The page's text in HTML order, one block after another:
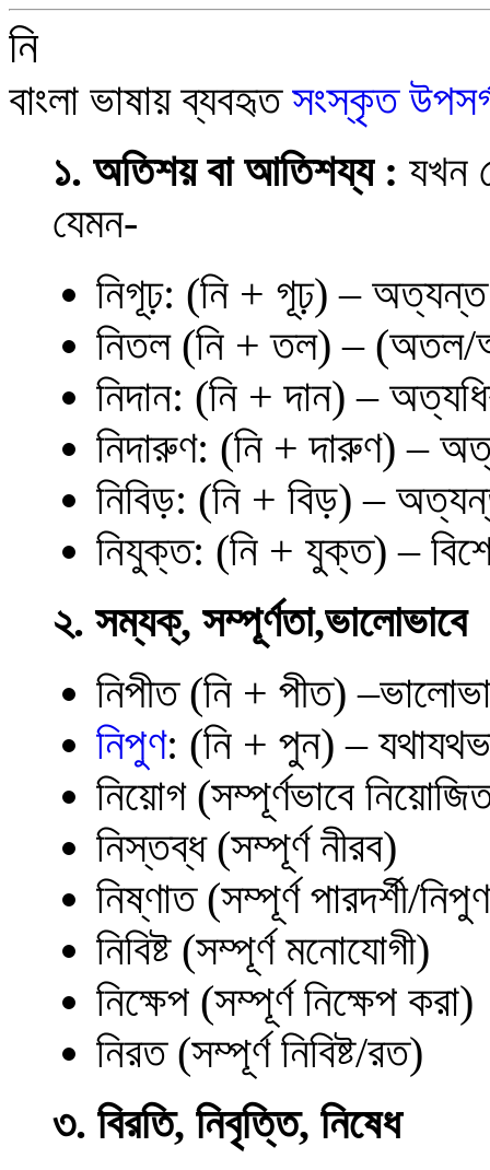
নি
বাংলা ভাষায় ব্যবহৃতসংস্কৃত
১. অতিশয় বা আতিশয্য : যখন
যেমন-
নিগূঢ়: (নি + গূঢ়) – অত্যন্ত
নিতল (নি + তল) – (অতল/
নিদান: (নি + দান) –
নিদারুণ: (নি + দারুণ) –
নিবিড়: (নি + বিড়) –
নিযুক্ত: (নি + যুক্ত) –
২. সম্যক্, সম্পূর্ণতা,ভালোভাবে
নিপীত (নি + পীত)
নিপুণ: (নি + পুন) –
নিয়োগ (সম্পূর্ণভাবে
নিস্তব্ধ (সম্পূর্ণ নীরব)
নিষ্ণাত (সম্পূর্ণ পারদর্শী/
নিবিষ্ট (সম্পূর্ণ মনোযোগী)
নিক্ষেপ (সম্পূর্ণ নিক্ষেপ করা)
নিরত (সম্পূর্ণ নিবিষ্ট/রত)
৩. বিরতি, নিবৃত্তি, নিষেধ